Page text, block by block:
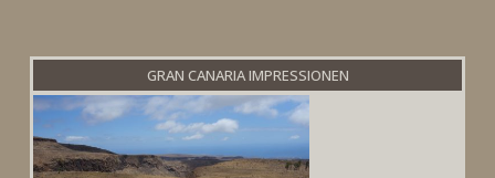
GRAN CANARIA IMPRESSIONEN